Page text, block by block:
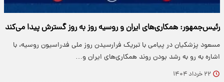
رئیس‌جمهور: همکاری‌های ایران و روسیه روز به روز گسترش پیدا می‌کند
مسعود پزشکیان در پیامی با تبریک فرارسیدن روز ملی فدراسیون روسیه، با
اشاره به رو به رشد بودن روند همکاری‌های ایران و…
۲۲ خرداد ۱۴۰۴